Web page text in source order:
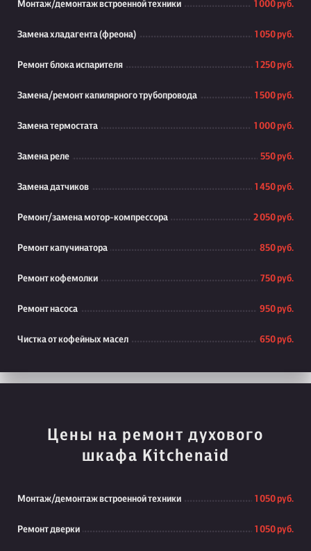
Монтаж/демонтаж встроенной техники 1 000 руб.
Замена хладагента (фреона) 1 050 руб.
Ремонт блока испарителя 1 250 руб.
Замена/ремонт капилярного трубопровода 1 500 руб.
Замена термостата 1 000 руб.
Замена реле 550 руб.
Замена датчиков 1 450 руб.
Ремонт/замена мотор-компрессора 2 050 руб.
Ремонт капучинатора 850 руб.
Ремонт кофемолки 750 руб.
Ремонт насоса 950 руб.
Чистка от кофейных масел 650 руб.
Цены на ремонт духового
шкафа Kitchenaid
Монтаж/демонтаж встроенной техники 1 050 руб.
Ремонт дверки 1 050 руб.